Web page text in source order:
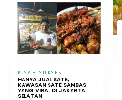
KISAH SUKSES
HANYA JUAL SATE,
KAWASAN SATE SAMBAS
YANG VIRAL DI JAKARTA
SELATAN